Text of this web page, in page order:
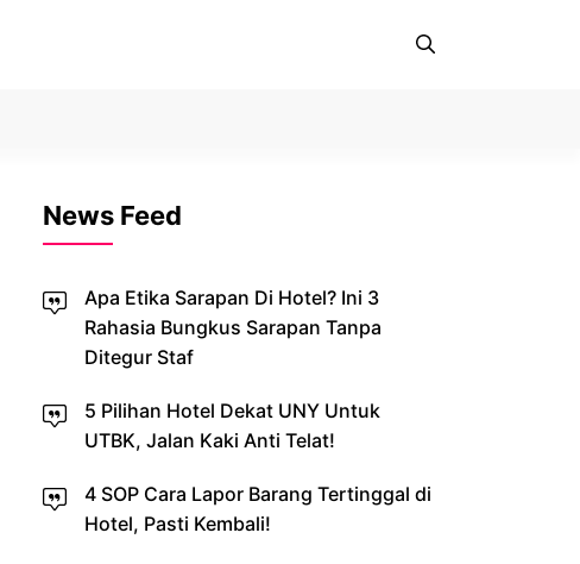
News Feed
Apa Etika Sarapan Di Hotel? Ini 3
Rahasia Bungkus Sarapan Tanpa
Ditegur Staf
5 Pilihan Hotel Dekat UNY Untuk
UTBK, Jalan Kaki Anti Telat!
4 SOP Cara Lapor Barang Tertinggal di
Hotel, Pasti Kembali!